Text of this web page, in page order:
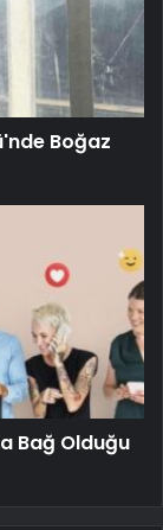
Boğaz
Bağ Olduğu